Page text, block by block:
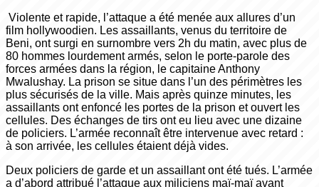
Violente et rapide, l’attaque a été menée aux allures d’un
film hollywoodien. Les assaillants, venus du territoire de
Beni, ont surgi en surnombre vers 2h du matin, avec plus de
80 hommes lourdement armés, selon le porte-parole des
forces armées dans la région, le capitaine Anthony
Mwalushay. La prison se situe dans l’un des périmètres les
plus sécurisés de la ville. Mais après quinze minutes, les
assaillants ont enfoncé les portes de la prison et ouvert les
cellules. Des échanges de tirs ont eu lieu avec une dizaine
de policiers. L’armée reconnaît être intervenue avec retard :
à son arrivée, les cellules étaient déjà vides.
Deux policiers de garde et un assaillant ont été tués. L’armée
a d’abord attribué l’attaque aux miliciens maï-maï avant